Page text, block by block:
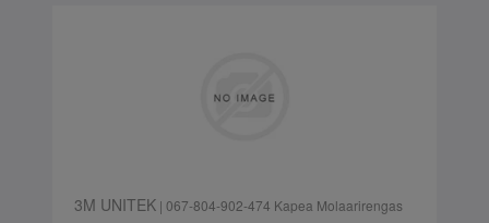
3M UNITEK| 067-804-902-474 Kapea Molaarirengas